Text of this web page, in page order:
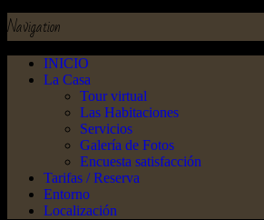
Navigation
INICIO
La Casa
Tour virtual
Las Habitaciones
Servicios
Galería de Fotos
Encuesta satisfacción
Tarifas / Reserva
Entorno
Localización